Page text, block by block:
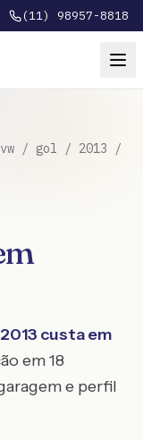
(11) 98957-8818
vw / gol / 2013 /
2013 custa em
em 18
e perfil